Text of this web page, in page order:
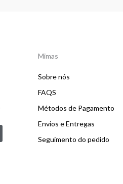
Mimas
Sobre nós
FAQS
Métodos de Pagamento
Envios e Entregas
Seguimento do pedido